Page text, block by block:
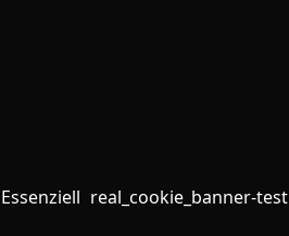
Essenziell real_cookie_banner-test